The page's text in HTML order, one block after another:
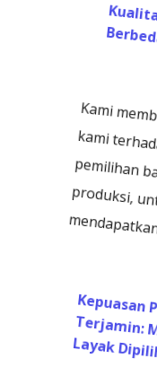
Kualitas:
Berbeda
Kami
kami
pemilihan
produksi,
Kepuasan
Terjamin:
Layak